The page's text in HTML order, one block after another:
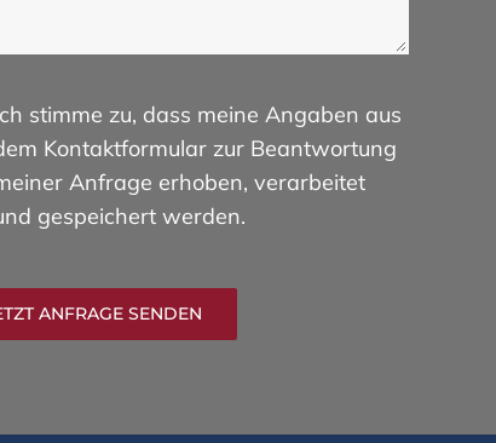
stimme zu, dass meine Angaben aus
Kontaktformular zur Beantwortung
Anfrage erhoben, verarbeitet
gespeichert werden.
ANFRAGE SENDEN